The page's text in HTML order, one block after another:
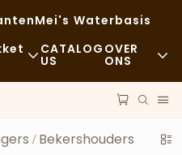
Mei's Waterbasis
CATALOG
US
OVER
ONS
Nieuws
Duurzaamheid
/ Bekershouders